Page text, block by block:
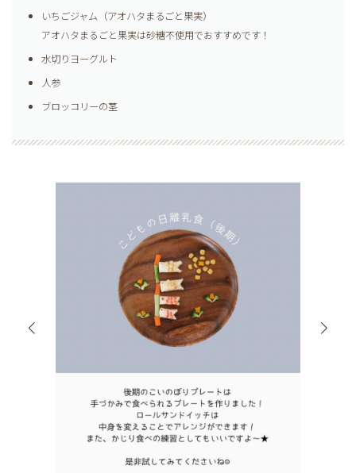
いちごジャム（アオハタまるごと果実）
アオハタまるごと果実は砂糖不使用でおすすめです！
水切りヨーグルト
人参
ブロッコリーの茎